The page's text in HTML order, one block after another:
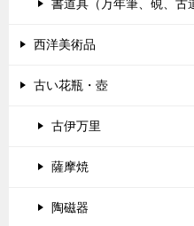
書道具（万年筆、硯、古
西洋美術品
古い花瓶・壺
古伊万里
薩摩焼
陶磁器